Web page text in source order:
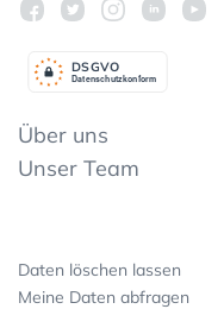
Datenschutzkonform
DSGVO
Über uns
Unser Team
Daten löschen lassen
Meine Daten abfragen